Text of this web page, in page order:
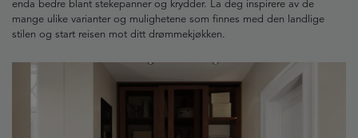
enda bedre blant stekepanner og krydder. La deg inspirere av de
mange ulike varianter og mulighetene som finnes med den landlige
stilen og start reisen mot ditt drømmekjøkken.